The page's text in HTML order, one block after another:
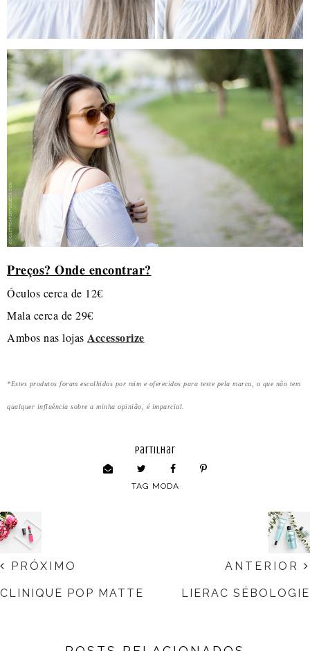
Preços? Onde encontrar?
Óculos cerca de 12€
Mala cerca de 29€
Ambos nas lojas Accessorize
*Estes produtos foram escolhidos por mim e oferecidos para teste pela marca, o que não tem
qualquer influência sobre a minha opinião, é imparcial.
partilhar
TAG MODA
ANTERIOR
LIERAC SÉBOLOGIE
PRÓXIMO
CLINIQUE POP MATTE